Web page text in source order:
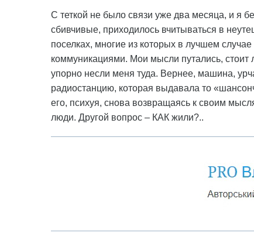
С теткой не было связи уже два месяца, и я
сбивчивые, приходилось вчитываться в
поселках, многие из которых в лучшем
коммуникациями. Мои мысли путались, стоит
упорно несли меня туда. Вернее, машина,
радиостанцию, которая выдавала то
его, психуя, снова возвращаясь к своим
люди. Другой вопрос – КАК жили?..